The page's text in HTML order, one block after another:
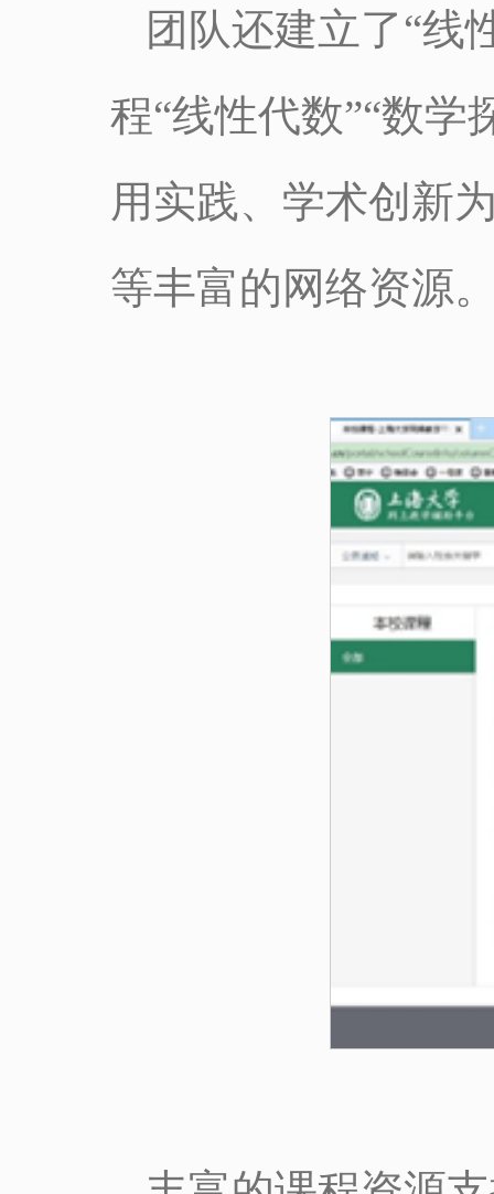
团队还建立了“线
程“线性代数”“数学
用实践、学术创新
等丰富的网络资源